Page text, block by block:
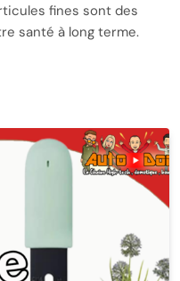
fines sont des
santé à long terme.